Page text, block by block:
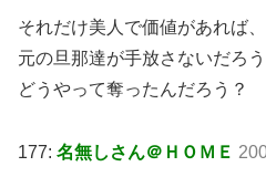
それだけ美人で価値があれば、
元の旦那達が手放さないだろう
どうやって奪ったんだろう？
177: 名無しさん＠ＨＯＭＥ